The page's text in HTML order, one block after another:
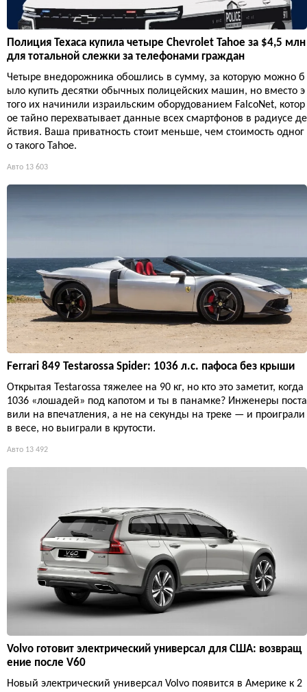
Полиция Техаса купила четыре Chevrolet Tahoe за $4,5 млн
для тотальной слежки за телефонами граждан
Четыре внедорожника обошлись в сумму, за которую можно б
ыло купить десятки обычных полицейских машин, но вместо э
того их начинили израильским оборудованием FalcoNet, котор
ое тайно перехватывает данные всех смартфонов в радиусе де
йствия. Ваша приватность стоит меньше, чем стоимость одног
о такого Tahoe.
Авто 13 603
Ferrari 849 Testarossa Spider: 1036 л.с. пафоса без крыши
Открытая Testarossa тяжелее на 90 кг, но кто это заметит, когда
1036 «лошадей» под капотом и ты в панамке? Инженеры поста
вили на впечатления, а не на секунды на треке — и проиграли
в весе, но выиграли в крутости.
Авто 13 492
Volvo готовит электрический универсал для США: возвращ
ение после V60
Новый электрический универсал Volvo появится в Америке к 2